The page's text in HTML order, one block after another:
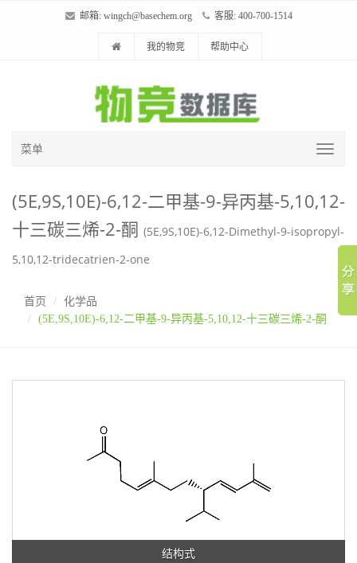
邮箱: wingch@basechem.org 客服: 400-700-1514
我的物竞 帮助中心
菜单
(5E,9S,10E)-6,12-二甲基-9-异丙基-5,10,12-
十三碳三烯-2-酮 (5E,9S,10E)-6,12-Dimethyl-9-isopropyl-
5,10,12-tridecatrien-2-one
首页
化学品
(5E,9S,10E)-6,12-二甲基-9-异丙基-5,10,12-十三碳三烯-2-酮
结构式